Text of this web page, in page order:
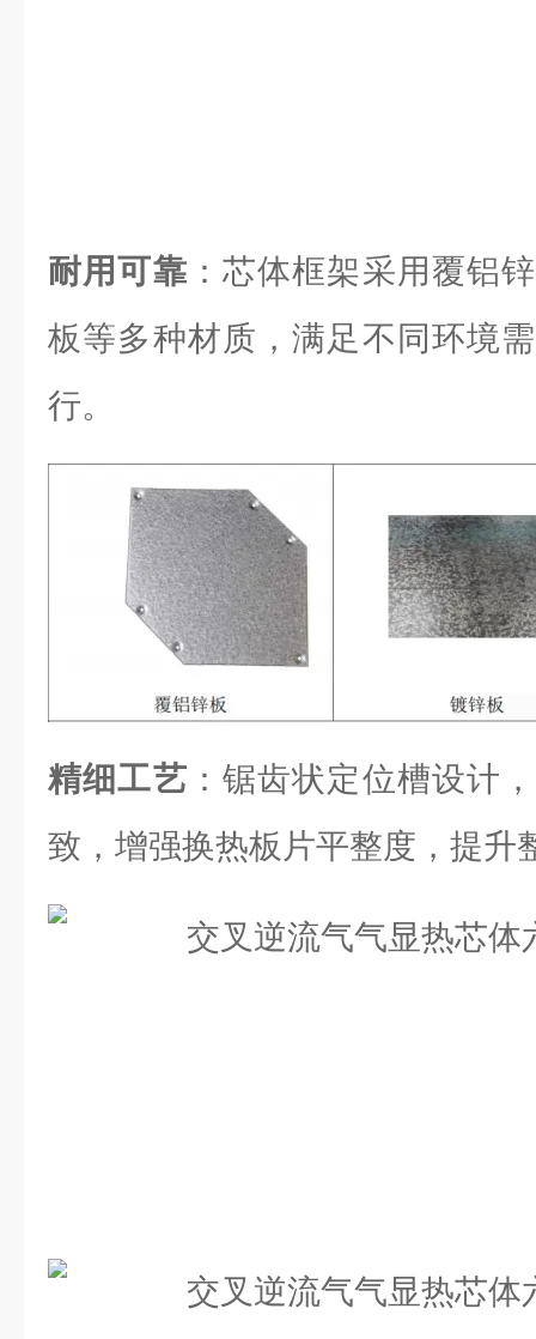
耐用可靠 ：芯体框架采用覆铝
板等多种材质，满足不同环境
行。
精细工艺 ：锯齿状定位槽设计
致，增强换热板片平整度，提升